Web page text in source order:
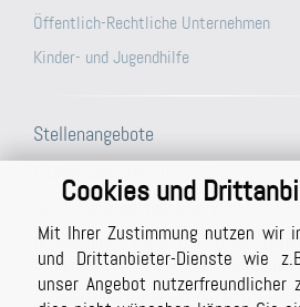
Cookies und
Mit Ihrer Zustimmung nutzen wir
und Drittanbieter-Dienste wie
unser Angebot nutzerfreundlicher
Öffentlich-Rechtliche Unternehmen
Kinder- und Jugendhilfe
Stellenangebote
Steuerfachangestellte (m/w/d)
Büroassistenz (m/w/d) für unsere
Schreibbüro in Vollzeit (ggf. auch
Studentische Hilfskraft (m/w/d)